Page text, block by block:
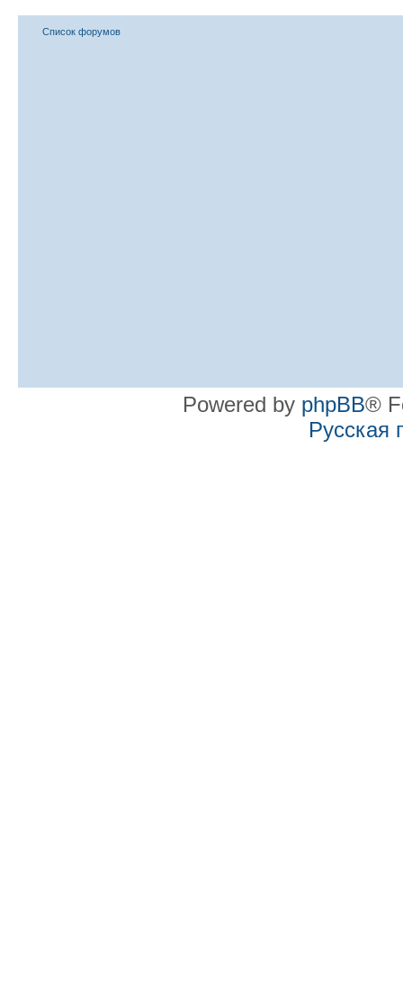
Список форумов
Powered by phpBB®
Русская